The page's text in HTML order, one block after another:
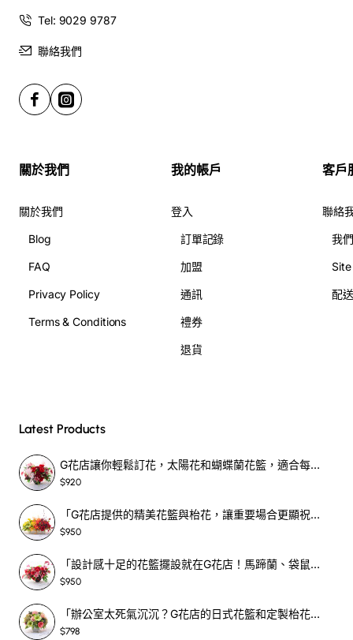
戀」為您的生活增添圓滿的光芒吧！
Tel: 9029 9787
聯絡我們
關於我們
關於我們
Blog
FAQ
Privacy Policy
Terms & Conditions
我的帳戶
登入
訂單記錄
加盟
通訊
禮券
退貨
客戶
聯絡
我
配
Latest Products
G花店讓你輕鬆訂花，太陽花和蝴蝶蘭花籃，適合每個重要時刻！-SF390
$920
「G花店提供的精美花籃與枱花，讓重要場合更顯祝賀與喜悅，適合各種用場！」-SF398
$950
「設計感十足的花籃擺設就在G花店！馬蹄蘭、袋鼠爪、罌粟花，為你的重大場合增光添彩！」-SF209
$950
「辦公室太死氣沉沉？G花店的日式花籃和定製枱花，為你帶來新鮮感！」-SF465
$798